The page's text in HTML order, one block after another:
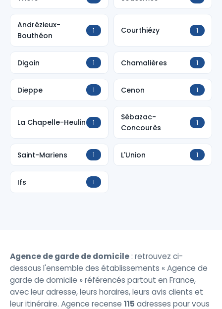
Andrézieux-
Bouthéon
1 Courthiézy 1
Digoin 1 Chamalières 1
Dieppe 1 Cenon 1
La Chapelle-Heulin 1
Sébazac-
Concourès
1
Saint-Mariens 1 L'Union 1
Ifs 1
Agence de garde de domicile: retrouvez ci-
dessous l'ensemble des établissements « Agence de
garde de domicile » référencés partout en France,
avec leur adresse, leurs horaires, leurs avis clients et
leur itinéraire. Agence recense 115 adresses pour vous